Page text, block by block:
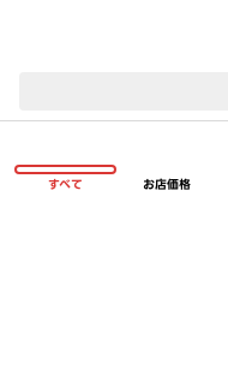
すべて お店価格